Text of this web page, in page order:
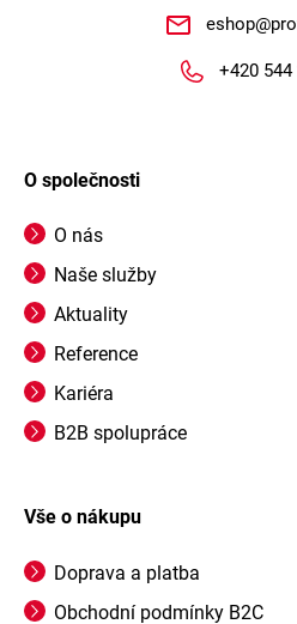
eshop@
+420 544
O společnosti
O nás
Naše služby
Aktuality
Reference
Kariéra
B2B spolupráce
Vše o nákupu
Doprava a platba
Obchodní podmínky B2C